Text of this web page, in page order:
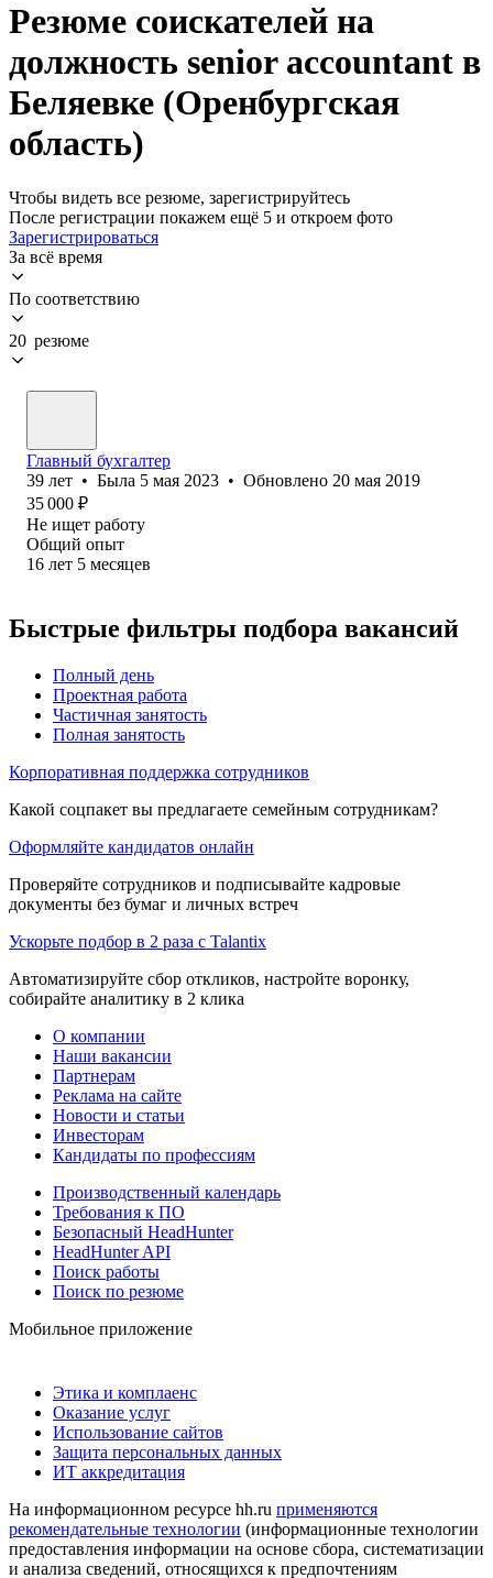
Резюме соискателей на
должность senior accountant в
Беляевке (Оренбургская
область)
Чтобы видеть все резюме, зарегистрируйтесь
После регистрации покажем ещё 5 и откроем фото
Зарегистрироваться
За всё время
По соответствию
20 резюме
Главный бухгалтер
39 лет • Была 5 мая 2023 • Обновлено 20 мая 2019
35 000 ₽
Не ищет работу
Общий опыт
16 лет 5 месяцев
Быстрые фильтры подбора вакансий
Полный день
Проектная работа
Частичная занятость
Полная занятость
Корпоративная поддержка сотрудников
Какой соцпакет вы предлагаете семейным сотрудникам?
Оформляйте кандидатов онлайн
Проверяйте сотрудников и подписывайте кадровые
документы без бумаг и личных встреч
Ускорьте подбор в 2 раза с Talantix
Автоматизируйте сбор откликов, настройте воронку,
собирайте аналитику в 2 клика
О компании
Наши вакансии
Партнерам
Реклама на сайте
Новости и статьи
Инвесторам
Кандидаты по профессиям
Производственный календарь
Требования к ПО
Безопасный HeadHunter
HeadHunter API
Поиск работы
Поиск по резюме
Мобильное приложение
Этика и комплаенс
Оказание услуг
Использование сайтов
Защита персональных данных
ИТ аккредитация
На информационном ресурсе hh.ru применяются
рекомендательные технологии (информационные технологии
предоставления информации на основе сбора, систематизации
и анализа сведений, относящихся к предпочтениям